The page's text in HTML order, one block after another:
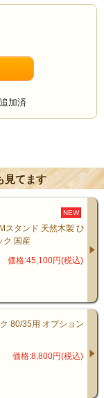
節が便
加済
見てます
NEW
スタンド 天然木製 ひ
ク 国産
価格:45,100円(税込)
80/35用 オプション
価格:8,800円(税込)